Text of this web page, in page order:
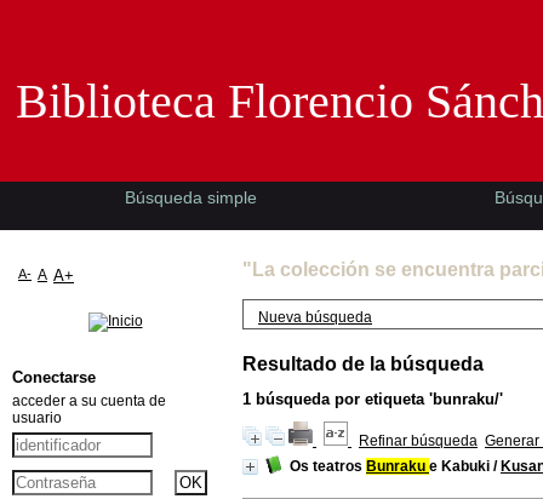
"La colección se encuentra
Nueva búsqueda
Resultado de la búsqueda
1 búsqueda por etiqueta 'bunraku/'
Refinar búsqueda Generar
Os teatros Bunraku e Kabuki /
Biblioteca Florencio
Búsqueda simple
A- A A+
Conectarse
acceder a su cuenta de
usuario